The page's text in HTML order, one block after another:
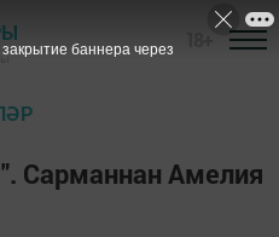
Сарманнан Амелия
баннера через